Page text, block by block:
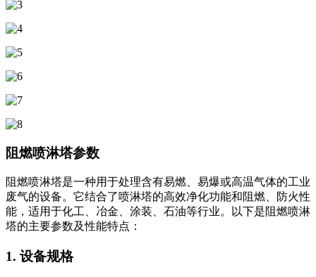
阻燃喷淋塔参数
阻燃喷淋塔是一种用于处理含有易燃、易爆或高温气体的工业
废气的设备。它结合了喷淋塔的高效净化功能和阻燃、防火性
能，适用于化工、冶金、涂装、石油等行业。以下是阻燃喷淋
塔的主要参数及性能特点：
1. ‌设备规格‌